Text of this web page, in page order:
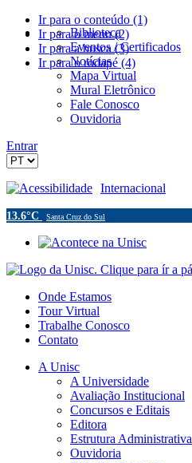
Ir para o conteúdo (1)
Ir para o menu (2)
Ir para a busca (3)
Ir para o rodapé (4)
Biblioteca
Eventos / Certificados
Notícias
Mapa Virtual
Mural Eletrônico
Fale Conosco
Ouvidoria
Entrar
Acessibilidade Internacional
13.6°C Santa Cruz do Sul
Onde Estamos
Tour Virtual
Trabalhe Conosco
Contato
A Unisc
A Universidade
Avaliação Institucional
Concursos e Editais
Editora
Estrutura Administrativa
Ouvidoria